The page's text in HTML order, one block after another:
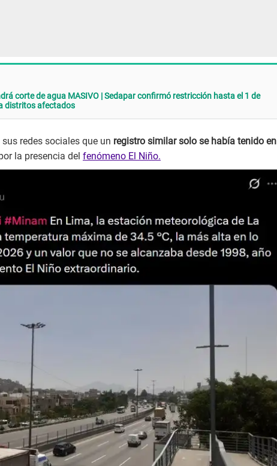
corte de agua MASIVO | Sedapar confirmó restricción hasta el 1 de
distritos afectados
redes sociales que un registro similar solo se había tenido en
la presencia del fenómeno El Niño.